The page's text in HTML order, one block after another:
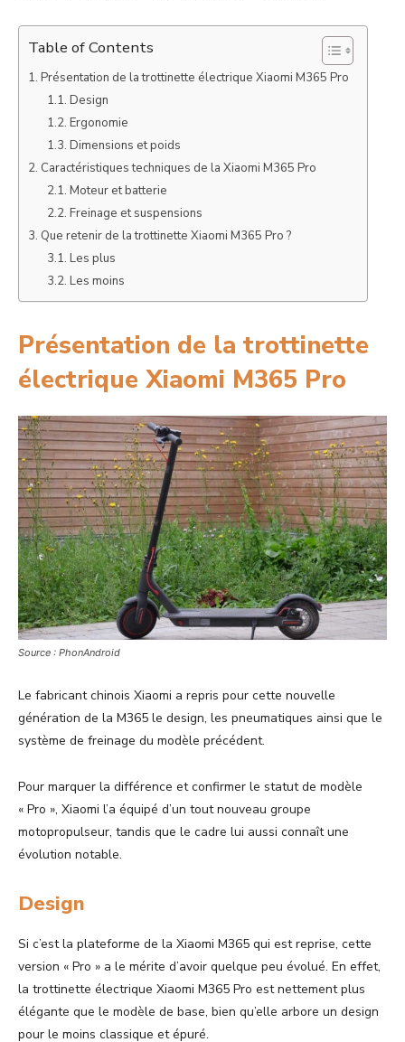
Table of Contents
Présentation de la trottinette électrique Xiaomi M365 Pro
Design
Ergonomie
Dimensions et poids
Caractéristiques techniques de la Xiaomi M365 Pro
Moteur et batterie
Freinage et suspensions
Que retenir de la trottinette Xiaomi M365 Pro ?
Les plus
Les moins
Présentation de la trottinette
électrique Xiaomi M365 Pro
Source : PhonAndroid
Le fabricant chinois Xiaomi a repris pour cette nouvelle
génération de la M365 le design, les pneumatiques ainsi que le
système de freinage du modèle précédent.
Pour marquer la différence et confirmer le statut de modèle
« Pro », Xiaomi l’a équipé d’un tout nouveau groupe
motopropulseur, tandis que le cadre lui aussi connaît une
évolution notable.
Design
Si c’est la plateforme de la Xiaomi M365 qui est reprise, cette
version « Pro » a le mérite d’avoir quelque peu évolué. En effet,
la trottinette électrique Xiaomi M365 Pro est nettement plus
élégante que le modèle de base, bien qu’elle arbore un design
pour le moins classique et épuré.